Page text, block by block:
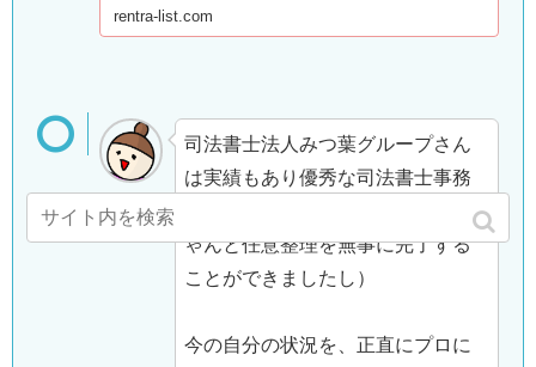
rentra-list.com
司法書士法人みつ葉グループさん
は実績もあり優秀な司法書士事務
ゃんと任意整理を無事に完了する
ことができましたし）
今の自分の状況を、正直にプロに